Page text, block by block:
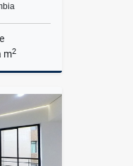
m2
Venta